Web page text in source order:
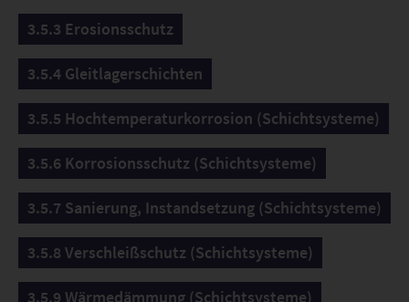
3.5.3 Erosionsschutz
3.5.4 Gleitlagerschichten
3.5.5 Hochtemperaturkorrosion (Schichtsysteme)
3.5.6 Korrosionsschutz (Schichtsysteme)
3.5.7 Sanierung, Instandsetzung (Schichtsysteme)
3.5.8 Verschleißschutz (Schichtsysteme)
3.5.9 Wärmedämmung (Schichtsysteme)